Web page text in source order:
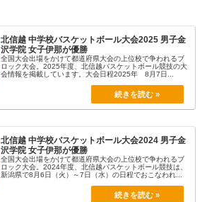
北信越 中学校バスケットボール大会2025 男子金
沢学院 女子伊那が優勝
全国大会出場をかけて都道府県大会の上位校で争われるブ
ロック大会。2025年度、北信越バスケットボール競技の大
会情報を掲載しています。大会日程2025年 8月7日...
北信越 中学校バスケットボール大会2024 男子金
沢学院 女子伊那が優勝
全国大会出場をかけて都道府県大会の上位校で争われるブ
ロック大会。2024年度、北信越バスケットボール競技は、
新潟県で8月6日（火）～7日（水）の日程でおこなわれ...